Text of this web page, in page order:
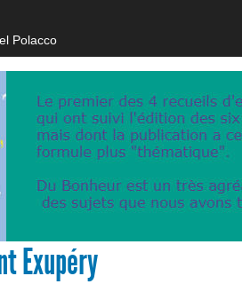
Polacco
Exupéry